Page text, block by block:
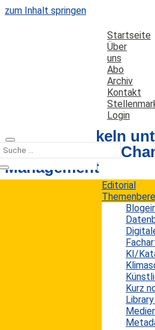
zum Inhalt springen
Startseite
Über
uns
Abo
Archiv
Kontakt
Login
Editorial
KI/
Kurz
Apps entwickeln
Beachtung von
Management
Autor: Erwin
Besonders eine junge
das mobile Internet heute
das kabelgebundene Netz über
Wichtigster Treiber dieser